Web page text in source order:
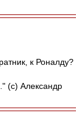
к Роналду?
(с) Александр